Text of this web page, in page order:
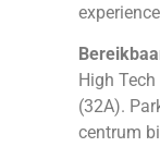
High
(32A).
centrum